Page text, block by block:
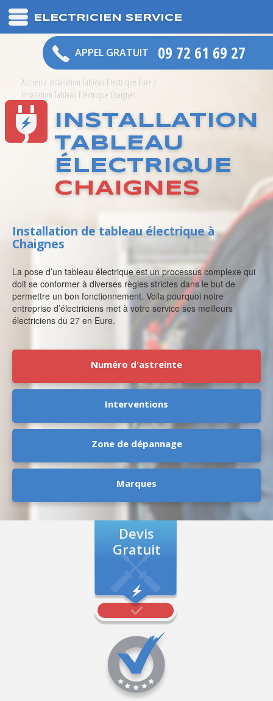
ELECTRICIEN SERVICE
APPEL GRATUIT 09 72 61 69 27
Accueil / Installation Tableau Electrique Eure /
Installation Tableau Electrique Chaignes
INSTALLATION
TABLEAU
ÉLECTRIQUE
CHAIGNES
Installation de tableau électrique à
Chaignes
La pose d’un tableau électrique est un processus complexe qui
doit se conformer à diverses règles strictes dans le but de
permettre un bon fonctionnement. Voila pourquoi notre
entreprise d’électriciens met à votre service ses meilleurs
électriciens du 27 en Eure.
Numéro d'astreinte
Interventions
Zone de dépannage
Marques
Devis
Gratuit